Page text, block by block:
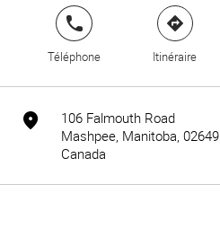
phone
Téléphone
direction
Itinéraire
marker
106 Falmouth Road
Mashpee, Manitoba, 02649
Canada